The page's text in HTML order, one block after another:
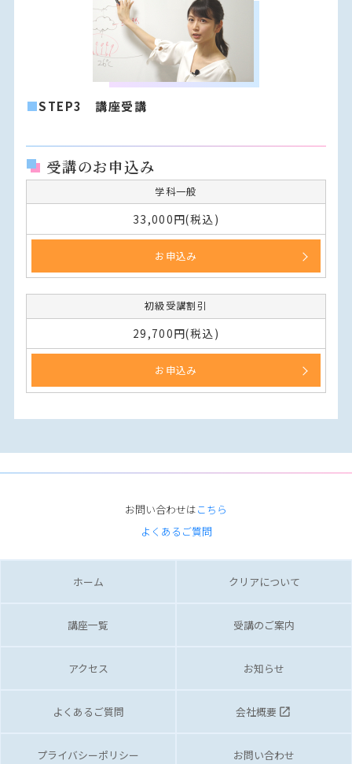
■STEP3 講座受講
受講のお申込み
学科一般
33,000円(税込)
お申込み
初級受講割引
29,700円(税込)
お申込み
お問い合わせはこちら
よくあるご質問
ホーム クリアについて
講座一覧 受講のご案内
アクセス お知らせ
よくあるご質問 会社概要 launch
プライバシーポリシー お問い合わせ